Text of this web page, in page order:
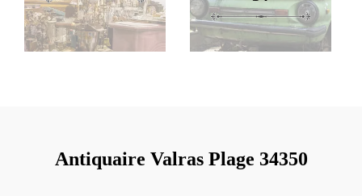
Antiquaire Valras Plage 34350